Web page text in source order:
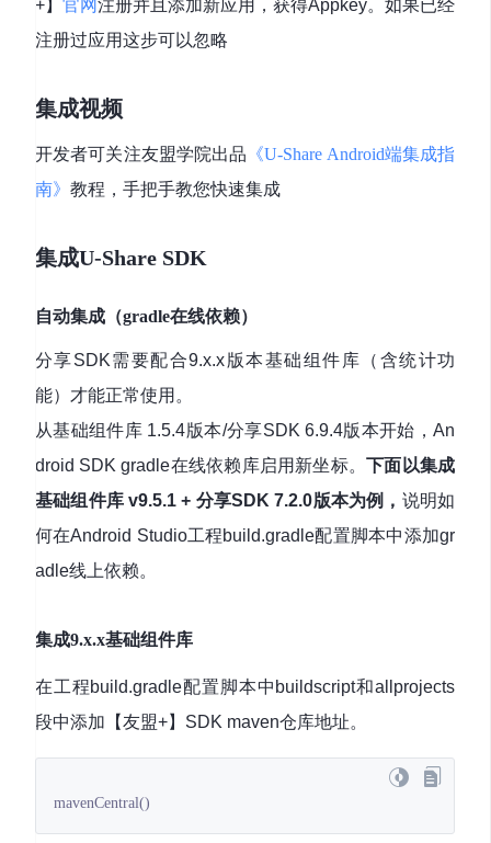
+】 官网注册并且添加新应用，获得Appkey。如果已经
注册过应用这步可以忽略
集成视频
开发者可关注友盟学院出品 《U-Share Android端集成指
南》 教程，手把手教您快速集成
集成U-Share SDK
自动集成（gradle在线依赖）
分享SDK需要配合9.x.x版本基础组件库（含统计功
能）才能正常使用。
从基础组件库 1.5.4版本/分享SDK 6.9.4版本开始，An
droid SDK gradle在线依赖库启用新坐标。下面以集成
基础组件库 v9.5.1 + 分享SDK 7.2.0版本为例， 说明如
何在Android Studio工程build.gradle配置脚本中添加gr
adle线上依赖。
集成9.x.x基础组件库
在工程build.gradle配置脚本中buildscript和allprojects
段中添加【友盟+】SDK maven仓库地址。
mavenCentral()